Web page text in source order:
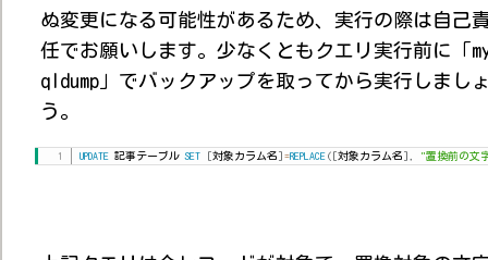
ぬ変更になる可能性があるため、実行の際は自己
任でお願いします。少なくともクエリ実行前に「
qldump」でバックアップを取ってから実行しまし
う。
UPDATE 記事テーブル SET [対象カラム名 ] =REPLACE ( [対象カラム名 ] "置換前の文